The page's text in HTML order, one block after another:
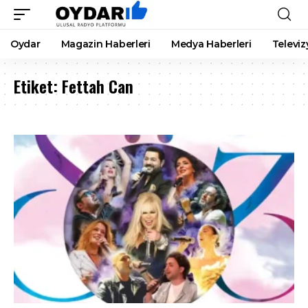
Oydar Magazin Haberleri Medya Haberleri
Etiket: Fettah Can